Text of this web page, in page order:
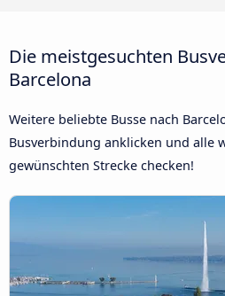
Die meistgesuchten
Barcelona
Weitere beliebte Busse nach
Busverbindung anklicken und alle
gewünschten Strecke checken!